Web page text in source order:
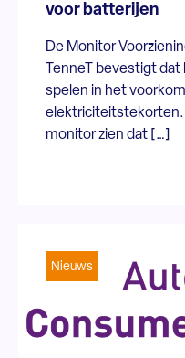
voor batterijen
De Monitor
TenneT bevestigt
spelen in het
elektriciteitstekorten.
monitor zien dat […]
Nieuws